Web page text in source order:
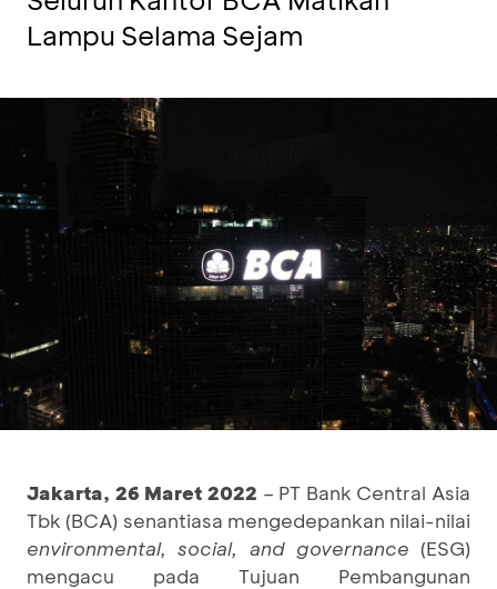
Lampu Selama Sejam
Jakarta, 26 Maret 2022 – PT Bank Central Asia
Tbk (BCA) senantiasa mengedepankan nilai-nilai
environmental, social, and governance (ESG)
mengacu pada Tujuan Pembangunan